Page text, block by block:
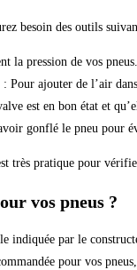
besoin des outils
la pression de vos pneus.
: Pour ajouter de l’air
est en bon état et
gonflé le pneu pour
très pratique pour
vos pneus ?
indiquée par le
pour vos